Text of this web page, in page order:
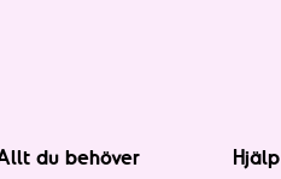
du behöver Hjälp